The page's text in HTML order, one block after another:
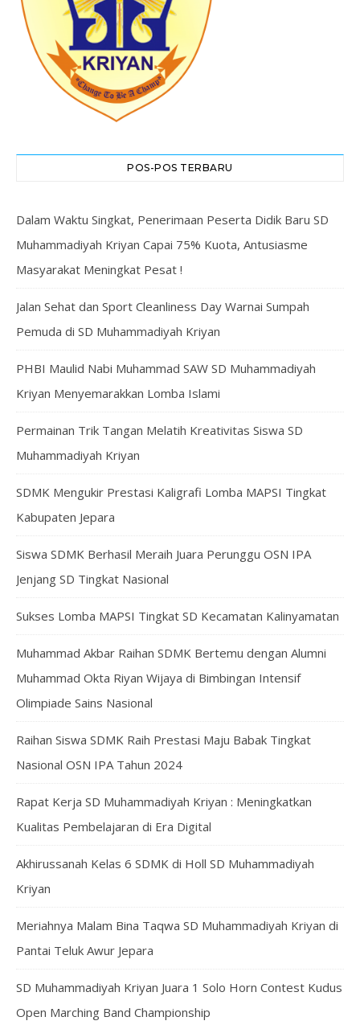
POS-POS TERBARU
Dalam Waktu Singkat, Penerimaan Peserta Didik Baru SD
Muhammadiyah Kriyan Capai 75% Kuota, Antusiasme
Masyarakat Meningkat Pesat !
Jalan Sehat dan Sport Cleanliness Day Warnai Sumpah
Pemuda di SD Muhammadiyah Kriyan
PHBI Maulid Nabi Muhammad SAW SD Muhammadiyah
Kriyan Menyemarakkan Lomba Islami
Permainan Trik Tangan Melatih Kreativitas Siswa SD
Muhammadiyah Kriyan
SDMK Mengukir Prestasi Kaligrafi Lomba MAPSI Tingkat
Kabupaten Jepara
Siswa SDMK Berhasil Meraih Juara Perunggu OSN IPA
Jenjang SD Tingkat Nasional
Sukses Lomba MAPSI Tingkat SD Kecamatan Kalinyamatan
Muhammad Akbar Raihan SDMK Bertemu dengan Alumni
Muhammad Okta Riyan Wijaya di Bimbingan Intensif
Olimpiade Sains Nasional
Raihan Siswa SDMK Raih Prestasi Maju Babak Tingkat
Nasional OSN IPA Tahun 2024
Rapat Kerja SD Muhammadiyah Kriyan : Meningkatkan
Kualitas Pembelajaran di Era Digital
Akhirussanah Kelas 6 SDMK di Holl SD Muhammadiyah
Kriyan
Meriahnya Malam Bina Taqwa SD Muhammadiyah Kriyan di
Pantai Teluk Awur Jepara
SD Muhammadiyah Kriyan Juara 1 Solo Horn Contest Kudus
Open Marching Band Championship